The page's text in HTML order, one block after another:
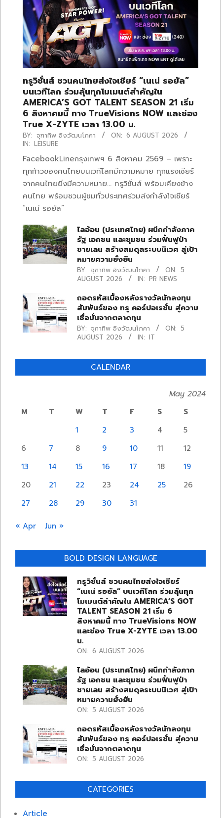
ทรูวิชั่นส์ ชวนคนไทยส่งใจเชียร์ “เนเน่ รอยัล”
บนเวทีโลก ร่วมลุ้นทุกโมเมนต์สำคัญใน
AMERICA’S GOT TALENT SEASON 21 เริ่ม
6 สิงหาคมนี้ ทาง TrueVisions NOW และช่อง
True X-ZYTE เวลา 13.00 น.
BY: จุฑาทิพ อิงวัฒนโภคา ON: 6 AUGUST 2026
IN: LEISURE
FacebookLineกรุงเทพฯ 6 สิงหาคม 2569 – เพราะ
ทุกก้าวของคนไทยบนเวทีโลกมีความหมาย ทุกแรงเชียร์
จากคนไทยยิ่งมีความหมาย… ทรูวิชั่นส์ พร้อมเคียงข้าง
คนไทย พร้อมชวนผู้ชมทั่วประเทศร่วมส่งกำลังใจเชียร์
“เนเน่ รอยัล”
ไลอ้อน (ประเทศไทย) ผนึกกำลังภาค
รัฐ เอกชน และชุมชน ร่วมฟื้นฟูป่า
ชายเลน สร้างสมดุลระบบนิเวศ สู่เป้า
หมายความยั่งยืน
BY: จุฑาทิพ อิงวัฒนโภคา ON: 5
AUGUST 2026
IN: PR NEWS
ถอดรหัสเบื้องหลังรางวัลนักลงทุน
สัมพันธ์ของ ทรู คอร์ปอเรชั่น สู่ความ
เชื่อมั่นจากตลาดทุน
BY: จุฑาทิพ อิงวัฒนโภคา ON: 5
AUGUST 2026
IN: IT
CALENDAR
May 2024
M
T W T F S
S
1
2 3 4
5
6
7 8 9 10 11
12
13
14 15 16 17 18
19
20
21 22 23 24 25
26
27
28 29 30 31
« Apr Jun »
BOLD DESIGN LANGUAGE
ทรูวิชั่นส์ ชวนคนไทยส่งใจเชียร์
“เนเน่ รอยัล” บนเวทีโลก ร่วมลุ้นทุก
โมเมนต์สำคัญใน AMERICA’S GOT
TALENT SEASON 21 เริ่ม 6
สิงหาคมนี้ ทาง TrueVisions NOW
และช่อง True X-ZYTE เวลา 13.00
น.
ON: 6 AUGUST 2026
ไลอ้อน (ประเทศไทย) ผนึกกำลังภาค
รัฐ เอกชน และชุมชน ร่วมฟื้นฟูป่า
ชายเลน สร้างสมดุลระบบนิเวศ สู่เป้า
หมายความยั่งยืน
ON: 5 AUGUST 2026
ถอดรหัสเบื้องหลังรางวัลนักลงทุน
สัมพันธ์ของ ทรู คอร์ปอเรชั่น สู่ความ
เชื่อมั่นจากตลาดทุน
ON: 5 AUGUST 2026
CATEGORIES
Article